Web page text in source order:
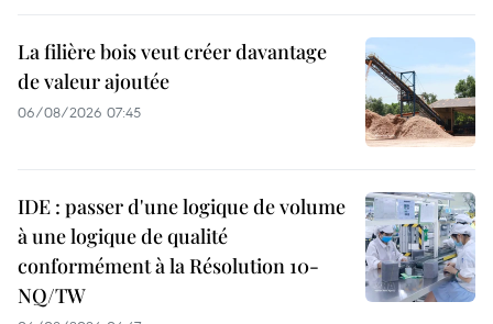
La filière bois veut créer davantage
de valeur ajoutée
06/08/2026 07:45
IDE : passer d'une logique de volume
à une logique de qualité
conformément à la Résolution 10-
NQ/TW